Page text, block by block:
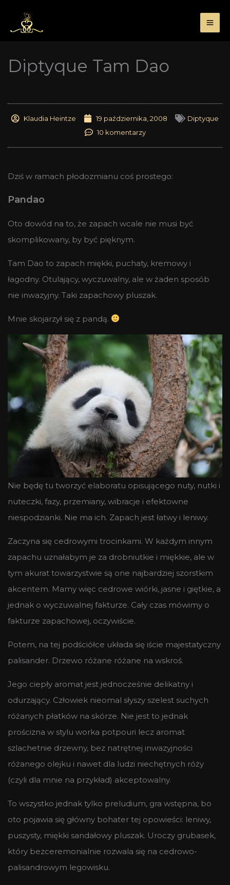
treści
Diptyque Tam Dao
Klaudia Heintze 19 października, 2008
Diptyque
10 komentarzy
Dziś w ramach płodozmianu coś prostego:
Pandao
Oto dowód na to, że zapach wcale nie musi być
skomplikowany, by być pięknym.
Tam Dao to zapach miękki, puchaty, kremowy i
łagodny. Otulający, wyczuwalny, ale w żaden sposób
nie inwazyjny. Taki zapachowy pluszak.
Mnie skojarzył się z pandą.
Nie będę tu tworzyć elaboratu opisującego nuty, nutki i
nuteczki, fazy, przemiany, wibracje i efektowne
niespodzianki. Nie ma ich. Zapach jest łatwy i leniwy.
Zaczyna się cedrowymi trocinkami. W każdym innym
zapachu uznałabym je za drobniutkie i miękkie, ale w
tym akurat towarzystwie są one najbardziej szorstkim
akcentem. Mamy więc cedrowe wiórki, jasne i giętkie, a
jednak o wyczuwalnej fakturze. Cały czas mówimy o
fakturze zapachowej, oczywiście.
Potem, na tej podściółce układa się iście majestatyczny
palisander. Drzewo różane różane na wskroś.
Jego ciepły aromat jest jednocześnie delikatny i
odurzający. Człowiek nieomal słyszy szelest suchych
różanych płatków na skórze. Nie jest to jednak
prościzna w stylu worka potpouri lecz aromat
szlachetnie drzewny, bez natrętnej inwazyjności
różanego olejku i nawet dla ludzi niechętnych róży
(czyli dla mnie na przykład) akceptowalny.
To wszystko jednak tylko preludium, gra wstępna, bo
oto pojawia się główny bohater tej opowieści: leniwy,
puszysty, miękki sandałowy pluszak. Uroczy grubasek,
który bezceremonialnie rozwala się na cedrowo-
palisandrowym legowisku.